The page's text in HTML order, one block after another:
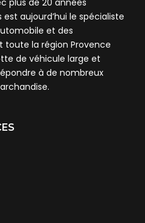
plus de 20 années
est aujourd’hui le spécialiste
et des
la région Provence
de véhicule large et
à de nombreux